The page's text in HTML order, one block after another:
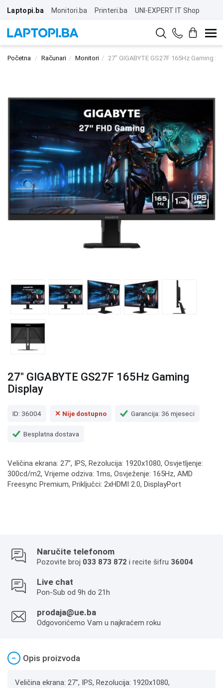
Laptopi.ba Monitori.ba Printeri.ba UNI-EXPERT IT Shop
Početna Računari Monitori 27" GIGABYTE GS27F 165Hz Gaming
27" GIGABYTE GS27F 165Hz Gaming
Display
ID: 36004 ✕ Nije dostupno Garancija: 36 mjeseci
Besplatna dostava
Veličina ekrana: 27", IPS, Rezolucija: 1920x1080, Osvjetljenje:
300cd/m2, Vrijeme odziva: 1ms, Osvježenje: 165Hz, AMD
Freesync Premium, Priključci: 2xHDMI 2.0, DisplayPort
Naručite telefonom
Pozovite broj 033 873 872 i recite šifru 36004
Live chat
Pon-Sub od 9h do 21h
prodaja@ue.ba
Odgovorićemo Vam u najkraćem roku
− Opis proizvoda
Veličina ekrana: 27", IPS, Rezolucija: 1920x1080,